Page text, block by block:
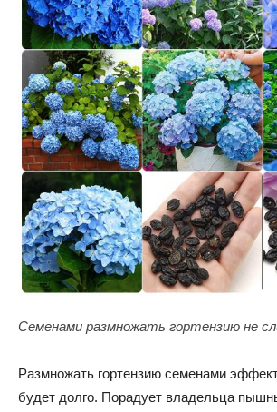
Семенами размножать гортензию не
Размножать гортензию семенами
будет долго. Порадует владельца